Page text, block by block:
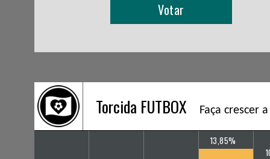
Votar
Torcida FUTBOX Faça crescer
13,85%